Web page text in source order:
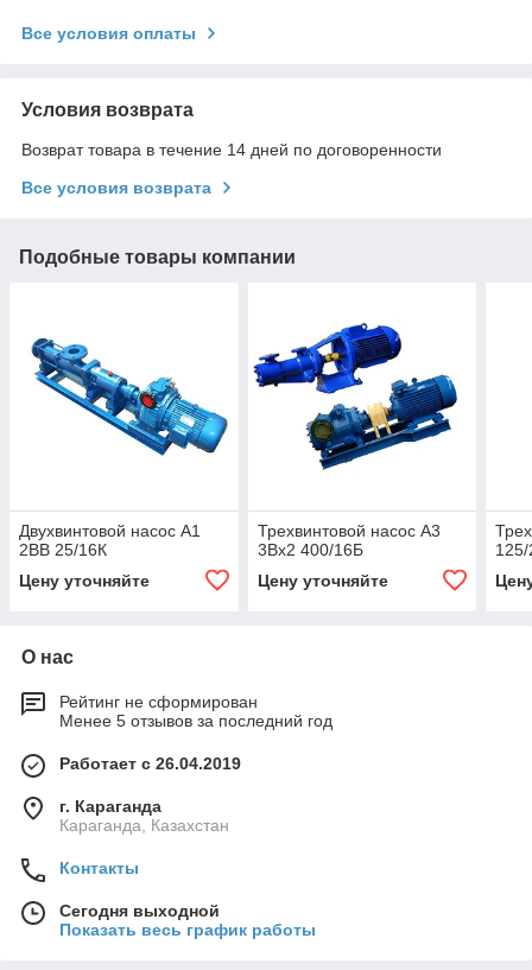
Все условия оплаты
Условия возврата
Возврат товара в течение 14 дней по договоренности
Все условия возврата
Подобные товары компании
Двухвинтовой насос А1
2ВВ 25/16К
Цену уточняйте
Трехвинтовой насос А3
3Вх2 400/16Б
Цену уточняйте
О нас
Рейтинг не сформирован
Менее 5 отзывов за последний год
Работает с 26.04.2019
г. Караганда
Караганда, Казахстан
Контакты
Сегодня выходной
Показать весь график работы